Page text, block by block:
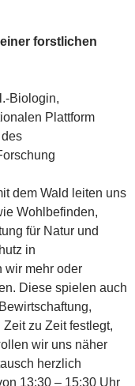
forstlichen
Biologin,
Plattform
dem Wald leiten uns
Wohlbefinden,
für Natur und
in
wir mehr oder
Diese spielen auch
zu Zeit festlegt,
wir uns näher
herzlich
13:30 – 15:30 Uhr